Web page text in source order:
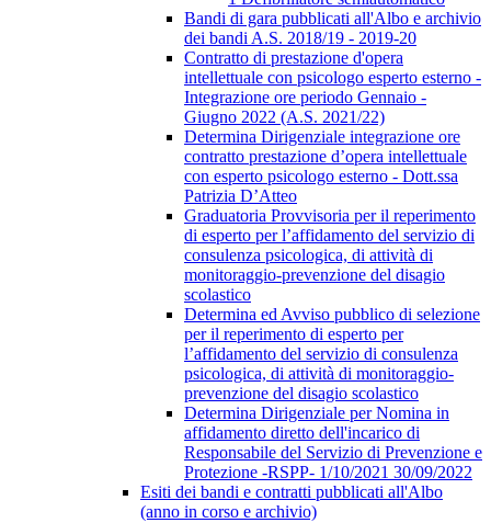
Bandi di gara pubblicati all'Albo e archivio
dei bandi A.S. 2018/19 - 2019-20
Contratto di prestazione d'opera
intellettuale con psicologo esperto esterno -
Integrazione ore periodo Gennaio -
Giugno 2022 (A.S. 2021/22)
Determina Dirigenziale integrazione ore
contratto prestazione d’opera intellettuale
con esperto psicologo esterno - Dott.ssa
Patrizia D’Atteo
Graduatoria Provvisoria per il reperimento
di esperto per l’affidamento del servizio di
consulenza psicologica, di attività di
monitoraggio-prevenzione del disagio
scolastico
Determina ed Avviso pubblico di selezione
per il reperimento di esperto per
l’affidamento del servizio di consulenza
psicologica, di attività di monitoraggio-
prevenzione del disagio scolastico
Determina Dirigenziale per Nomina in
affidamento diretto dell'incarico di
Responsabile del Servizio di Prevenzione e
Protezione -RSPP- 1/10/2021 30/09/2022
Esiti dei bandi e contratti pubblicati all'Albo
(anno in corso e archivio)